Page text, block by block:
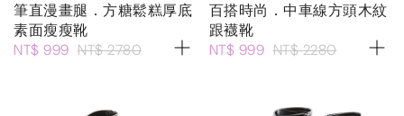
筆直漫畫腿．方糖鬆糕厚底
素面瘦瘦靴
NT$ 999 NT$ 2780
百搭時尚．中車線方頭木紋
跟襪靴
NT$ 999 NT$ 2280